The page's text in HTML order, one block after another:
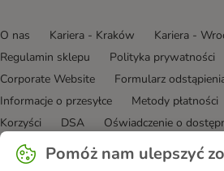
O nas Kariera - Kraków
Kariera -
Regulamin sklepu
Polityka prywatności
Corporate Website
Formularz
Informacje o przesyłce
Metody płatności
Korzyści
DSA Oświadczenie o
© zooplus SE2026
Pomóż nam ulepszyć